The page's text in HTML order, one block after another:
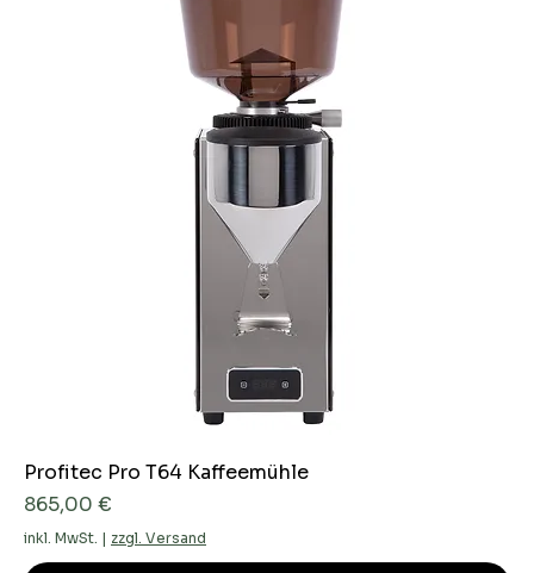
Profitec Pro T64 Kaffeemühle
Preis
865,00 €
inkl. MwSt. | zzgl. Versand